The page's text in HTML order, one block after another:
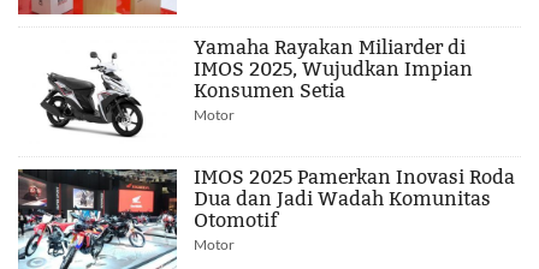
Yamaha Rayakan Miliarder di
IMOS 2025, Wujudkan Impian
Konsumen Setia
Motor
IMOS 2025 Pamerkan Inovasi Roda
Dua dan Jadi Wadah Komunitas
Otomotif
Motor